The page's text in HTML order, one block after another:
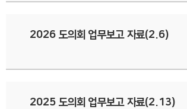
2026 도의회 업무보고 자료(2.6)
2025 도의회 업무보고 자료(2.13)